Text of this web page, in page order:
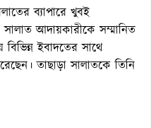
ব্যাপারে খুবই
আদায়কারীকে সম্মানিত
ইবাদতের সাথে
তাছাড়া সালাতকে তিনি